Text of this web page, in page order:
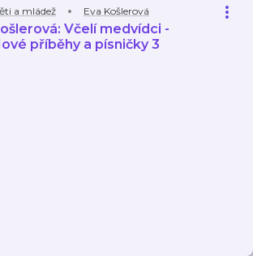
a mládež Eva Košlerová
Včelí medvídci -
příběhy a písničky 3